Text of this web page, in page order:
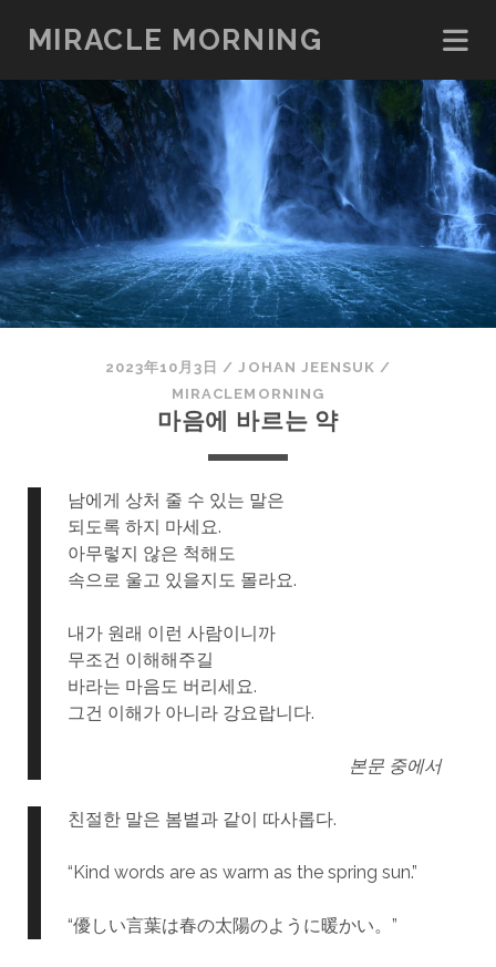
MIRACLE MORNING
2023年10月3日 /JOHAN JEENSUK /
MIRACLEMORNING
마음에 바르는 약
남에게 상처 줄 수 있는 말은
되도록 하지 마세요.
아무렇지 않은 척해도
속으로 울고 있을지도 몰라요.
내가 원래 이런 사람이니까
무조건 이해해주길
바라는 마음도 버리세요.
그건 이해가 아니라 강요랍니다.
본문 중에서
친절한 말은 봄볕과 같이 따사롭다.
“Kind words are as warm as the spring sun.”
“優しい言葉は春の太陽のように暖かい。”